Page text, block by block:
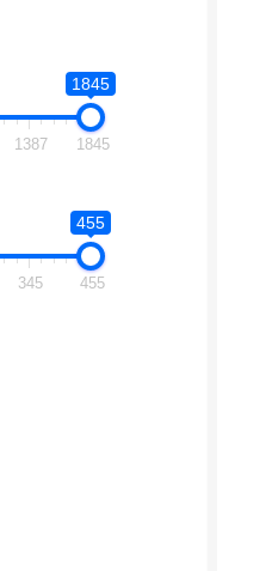
1845
1387 1845
455
345 455